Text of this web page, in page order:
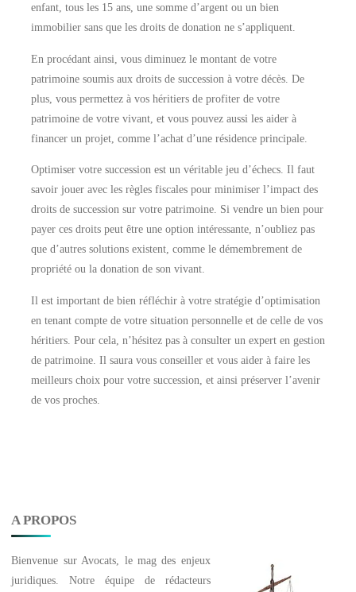
enfant, tous les 15 ans, une somme d’argent ou un bien
immobilier sans que les droits de donation ne s’appliquent.
En procédant ainsi, vous diminuez le montant de votre
patrimoine soumis aux droits de succession à votre décès. De
plus, vous permettez à vos héritiers de profiter de votre
patrimoine de votre vivant, et vous pouvez aussi les aider à
financer un projet, comme l’achat d’une résidence principale.
Optimiser votre succession est un véritable jeu d’échecs. Il faut
savoir jouer avec les règles fiscales pour minimiser l’impact des
droits de succession sur votre patrimoine. Si vendre un bien pour
payer ces droits peut être une option intéressante, n’oubliez pas
que d’autres solutions existent, comme le démembrement de
propriété ou la donation de son vivant.
Il est important de bien réfléchir à votre stratégie d’optimisation
en tenant compte de votre situation personnelle et de celle de vos
héritiers. Pour cela, n’hésitez pas à consulter un expert en gestion
de patrimoine. Il saura vous conseiller et vous aider à faire les
meilleurs choix pour votre succession, et ainsi préserver l’avenir
de vos proches.
A PROPOS
Bienvenue sur Avocats , le mag des enjeux
juridiques. Notre équipe de rédacteurs